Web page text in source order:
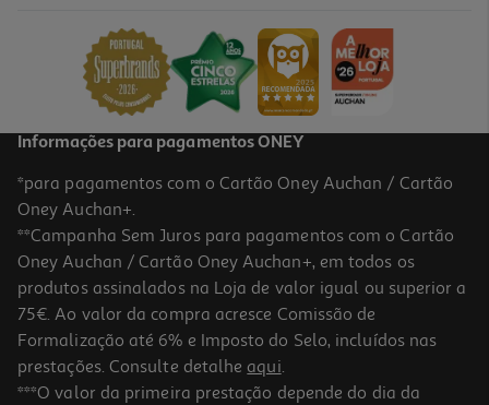
Informações para pagamentos ONEY
*para pagamentos com o Cartão Oney Auchan / Cartão
Oney Auchan+.
**Campanha Sem Juros para pagamentos com o Cartão
Oney Auchan / Cartão Oney Auchan+, em todos os
produtos assinalados na Loja de valor igual ou superior a
75€. Ao valor da compra acresce Comissão de
Formalização até 6% e Imposto do Selo, incluídos nas
prestações. Consulte detalhe aqui.
***O valor da primeira prestação depende do dia da